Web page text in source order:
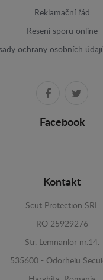
Reklamační řád
Resení sporu online
ochrany osobních
Facebook
Kontakt
Scut Protection SRL
RO 25929276
Str. Lemnarilor nr.14.
535600 - Odorheiu